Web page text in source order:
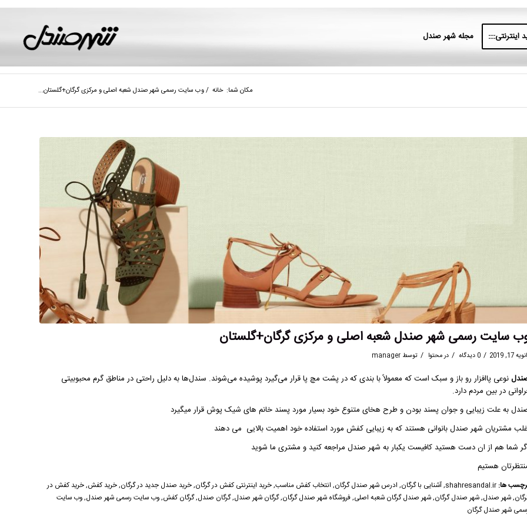
اینترنتی:::: مجله شهر صندل
مکان شما: خانه /وب سایت رسمی شهر صندل شعبه اصلی و مرکزی گرگان+گلستان...
سایت رسمی شهر صندل شعبه اصلی و مرکزی گرگان+گلستان
17, 2019
/ 0 دیدگاه / درمحتوا / توسط manager
نوعی پاافزاررو باز و سبک است که معمولاً با بندی که در پشت مچ پا قرار می‌گیرد پوشیده می‌شوند. سندل‌ها به دلیل راحتی در مناطق گرم محبوبیتی
در بین مردم دارد.
به علت زیبایی و جوان پسند بودن و طرح هخای متنوع خود بسیار مورد پسند خانم های شیک پوش قرار میگیرد
مشتریان شهر صندلبانوانی هستند که به زیبایی کفش مورد استفاده خود اهمیت بالایی می دهند
شما هم از ان دست هستید کافیست یکبار به شهر صندلمراجعه کنید و مشتری ما شوید
هستیم
ها: shahresandal.ir
,آشنایی با گرگان, ادرس شهر صندل گرگان, انتخاب کفش مناسب,خرید اینترنتی کفش در گرگان,خرید صندل جدید در گرگان,خرید کفش,خرید کفش در
,شهر صندل,شهر صندل گرگان,شهر صندل گرگان شعبه اصلی,فروشگاه شهر صندل گرگان,گرگان شهر صندل,گرگان صندل,گرگان کفش,وب سایت رسمی شهر صندل,وب سایت
شهر صندل گرگان